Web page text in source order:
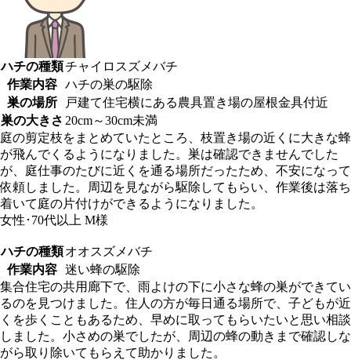
ハチの種類チャイロスズメバチ
作業内容 ハチの巣の駆除
巣の場所
戸建て住宅横にある農具置き場の屋根金具付近
巣の大きさ 20cm～30cm未満
庭の剪定枝をまとめていたところ、枝置き場の近くに大きな蜂
が飛んでくるようになりました。巣は確認できませんでした
が、庭仕事のたびに近くを通る場所だったため、不安になって
依頼しました。周辺を見ながら駆除してもらい、作業後は落ち
着いて庭の片付けができるようになりました。
女性･70代以上 M様
ハチの種類オオスズメバチ
作業内容 迷い蜂の駆除
集合住宅の共用廊下で、雨よけの下に小さな蜂の巣ができてい
るのを見つけました。住人の方が毎日通る場所で、子どもが近
くを歩くこともあるため、早めに取ってもらいたいと思い相談
しました。小さめの巣でしたが、周辺の蜂の動きまで確認しな
がら取り除いてもらえて助かりました。